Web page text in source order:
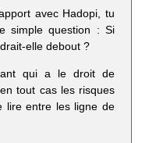
avec Hadopi, tu
simple question : Si
elle debout ?
qui a le droit de
tout cas les risques
lire entre les ligne de